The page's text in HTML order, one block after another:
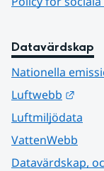
Datavärdskap
Nationella
Luftwebb
Luftmiljödata
VattenWebb
Datavärdskap,